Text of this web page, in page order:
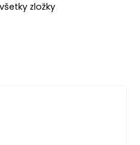
zložky